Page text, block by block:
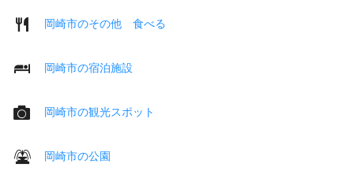
岡崎市のその他 食べる
岡崎市の宿泊施設
岡崎市の観光スポット
岡崎市の公園